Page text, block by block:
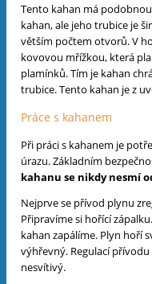
Tento kahan má
kahan, ale jeho trubice je
větším počtem otvorů. V
kovovou mřížkou, která
plamínků. Tím je kahan
trubice. Tento kahan je z
Práce s kahanem
Při práci s kahanem je
úrazu. Základním
kahanu se nikdy nesmí
Nejprve se přívod plynu
Připravíme si hořící
kahan zapálíme. Plyn hoří
výhřevný. Regulací
nesvítivý.